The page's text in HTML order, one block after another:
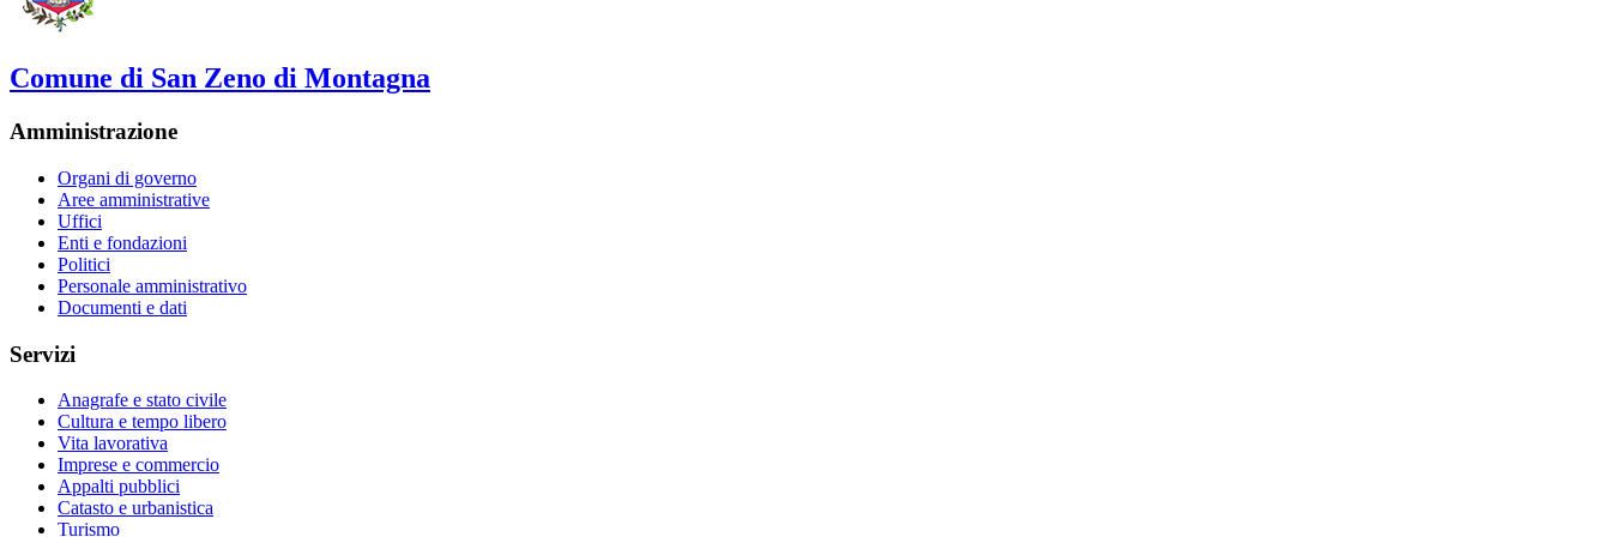
Comune di San Zeno di Montagna
Amministrazione
Organi di governo
Aree amministrative
Uffici
Enti e fondazioni
Politici
Personale amministrativo
Documenti e dati
Servizi
Anagrafe e stato civile
Cultura e tempo libero
Vita lavorativa
Imprese e commercio
Appalti pubblici
Catasto e urbanistica
Turismo